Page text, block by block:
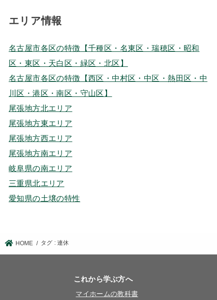
エリア情報
名古屋市各区の特徴【千種区・名東区・瑞穂区・昭和
区・東区・天白区・緑区・北区】
名古屋市各区の特徴【西区・中村区・中区・熱田区・中
川区・港区・南区・守山区】
尾張地方北エリア
尾張地方東エリア
尾張地方西エリア
尾張地方南エリア
岐阜県の南エリア
三重県北エリア
愛知県の土壌の特性
HOME タグ : 連休
これから学ぶ方へ
マイホームの教科書